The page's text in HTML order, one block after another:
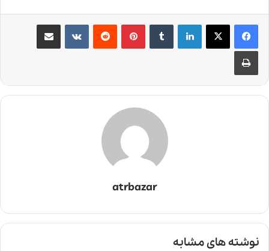
لینکدین ‫پین‌ترست ‫رددیت
چاپ
atrbazar
نوشته های مشابه